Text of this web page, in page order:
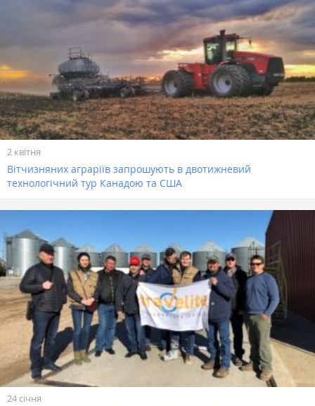
2 квітня
Вітчизняних аграріїв запрошують в двотижневий
технологічний тур Канадою та США
24 січня